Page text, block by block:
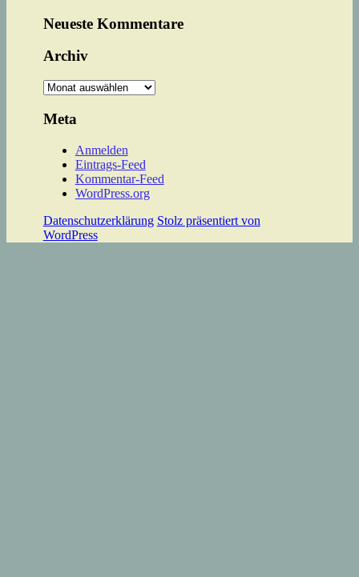
Neueste Kommentare
Archiv
Archiv
Meta
Anmelden
Eintrags-Feed
Kommentar-Feed
WordPress.org
Datenschutzerklärung Stolz präsentiert von
WordPress